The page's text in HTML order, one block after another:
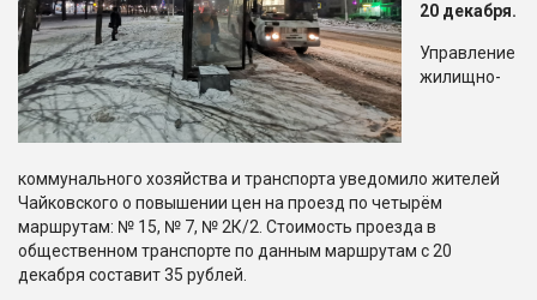
20 декабря.
Управление
жилищно-
коммунального хозяйства и транспорта уведомило жителей
Чайковского о повышении цен на проезд по четырём
маршрутам: № 15, № 7, № 2К/2. Стоимость проезда в
общественном транспорте по данным маршрутам с 20
декабря составит 35 рублей.